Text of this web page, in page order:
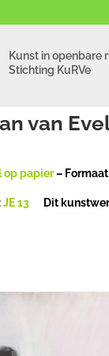
Kunst in openbare
Stichting KuRVe
van
op papier–
JE 13 Dit